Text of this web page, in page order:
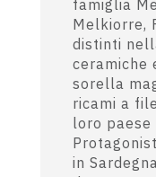
famiglia
Melkiorre,
distinti
ceramiche
sorella
ricami a
loro paese
in